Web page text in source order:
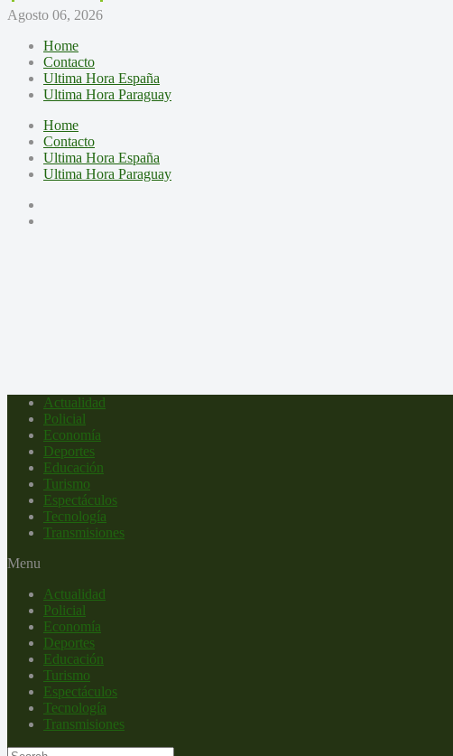
Agosto 06, 2026
Home
Contacto
Ultima Hora España
Ultima Hora Paraguay
Home
Contacto
Ultima Hora España
Ultima Hora Paraguay
Actualidad
Policial
Economía
Deportes
Educación
Turismo
Espectáculos
Tecnología
Transmisiones
Menu
Actualidad
Policial
Economía
Deportes
Educación
Turismo
Espectáculos
Tecnología
Transmisiones